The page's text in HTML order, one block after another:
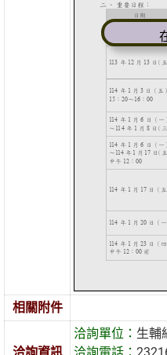
相關附件
洽詢單位： 生輔